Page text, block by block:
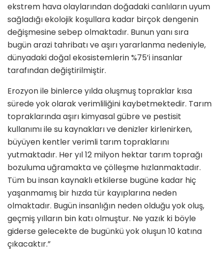
ekstrem hava olaylarından doğadaki canlıların uyum
sağladığı ekolojik koşullara kadar birçok dengenin
değişmesine sebep olmaktadır. Bunun yanı sıra
bugün arazi tahribatı ve aşırı yararlanma nedeniyle,
dünyadaki doğal ekosistemlerin %75’i insanlar
tarafından değiştirilmiştir.
Erozyon ile binlerce yılda oluşmuş topraklar kısa
sürede yok olarak verimliliğini kaybetmektedir. Tarım
topraklarında aşırı kimyasal gübre ve pestisit
kullanımı ile su kaynakları ve denizler kirlenirken,
büyüyen kentler verimli tarım topraklarını
yutmaktadır. Her yıl 12 milyon hektar tarım toprağı
bozuluma uğramakta ve çölleşme hızlanmaktadır.
Tüm bu insan kaynaklı etkilerse bugüne kadar hiç
yaşanmamış bir hızda tür kayıplarına neden
olmaktadır. Bugün insanlığın neden olduğu yok oluş,
geçmiş yılların bin katı olmuştur. Ne yazık ki böyle
giderse gelecekte de bugünkü yok oluşun 10 katına
çıkacaktır.”